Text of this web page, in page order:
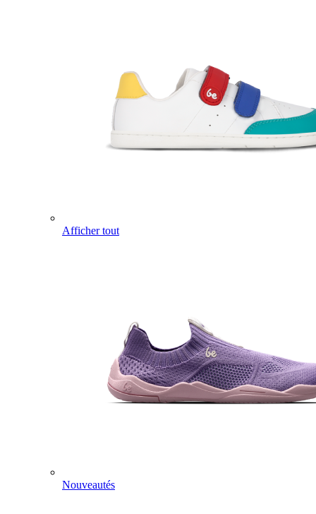
Afficher tout
Nouveautés